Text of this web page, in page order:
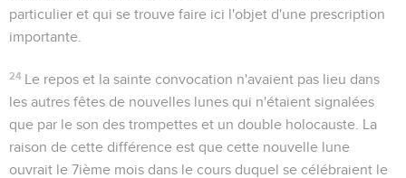
particulier et qui se trouve faire ici l'objet d'une prescription
importante.
24 Le repos et la sainte convocation n'avaient pas lieu dans
les autres fêtes de nouvelles lunes qui n'étaient signalées
que par le son des trompettes et un double holocauste. La
raison de cette différence est que cette nouvelle lune
ouvrait le 7ième mois dans le cours duquel se célébraient le